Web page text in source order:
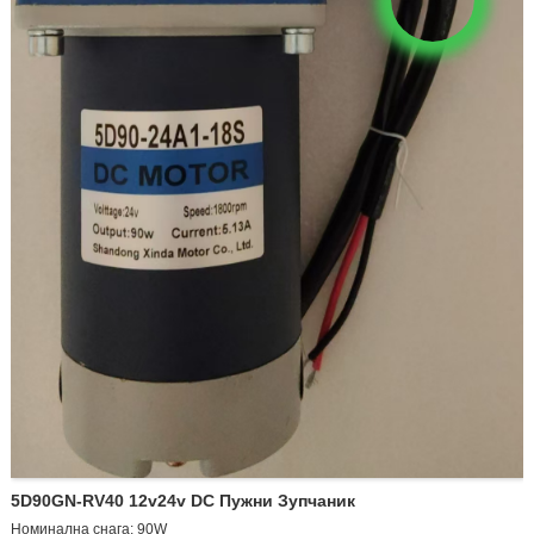
5D90GN-RV40 12v24v DC Пужни Зупчаник
Номинална снага: 90W